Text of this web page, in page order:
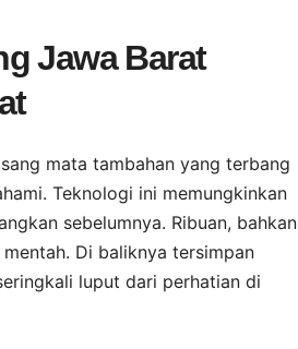
Jawa Barat
mata tambahan yang terbang
Teknologi ini memungkinkan
sebelumnya. Ribuan, bahkan
Di baliknya tersimpan
luput dari perhatian di